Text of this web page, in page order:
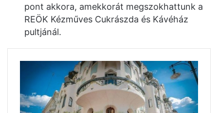
pont akkora, amekkorát megszokhattunk a
REÖK Kézműves Cukrászda és Kávéház
pultjánál.